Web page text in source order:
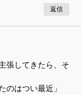
返信
張してきたら、そ
のはつい最近」